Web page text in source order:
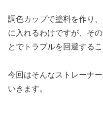
調色カップで塗料を作り
に入れるわけですが、そ
とでトラブルを回避するこ
今回はそんなストレーナ
いきます。